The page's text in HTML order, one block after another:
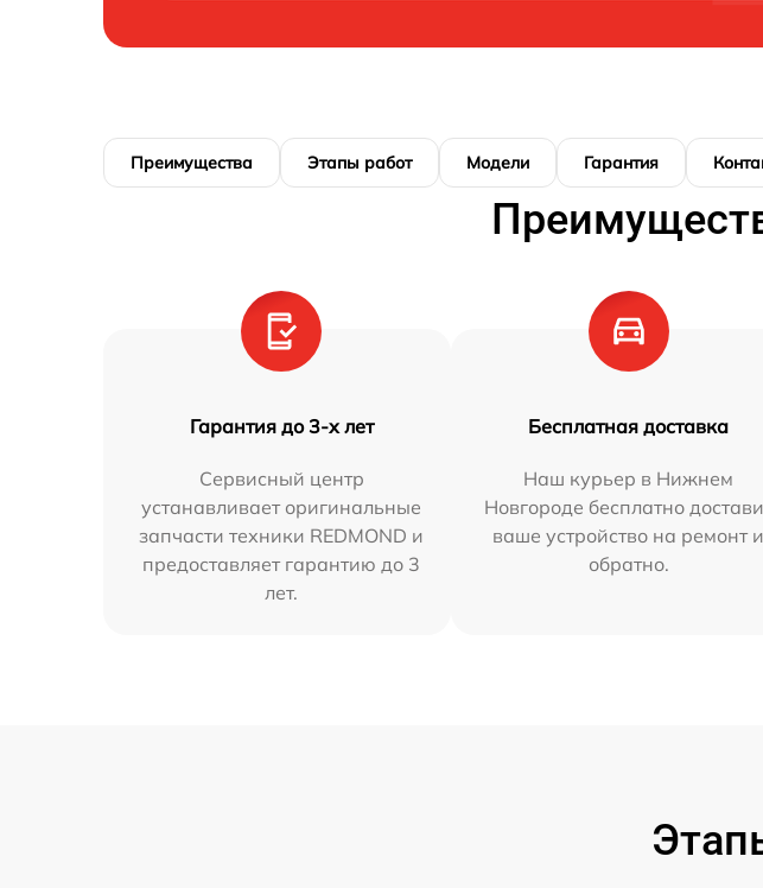
Преимущества Этапы работ Модели Гарантия
Гарантия до 3-х лет
Сервисный центр
устанавливает оригинальные
запчасти техники REDMOND и
предоставляет гарантию до 3
лет.
Бесплатная доставка
Наш курьер в Нижнем
Новгороде бесплатно
ваше устройство на ремонт и
обратно.